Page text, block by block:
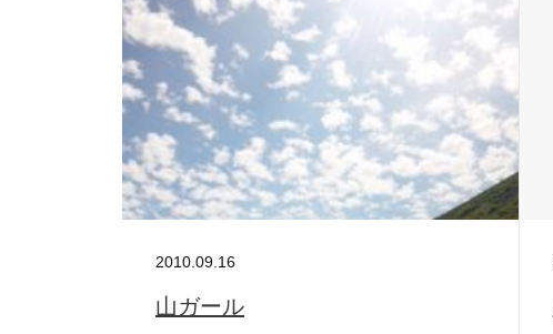
2010.09.16
山ガール